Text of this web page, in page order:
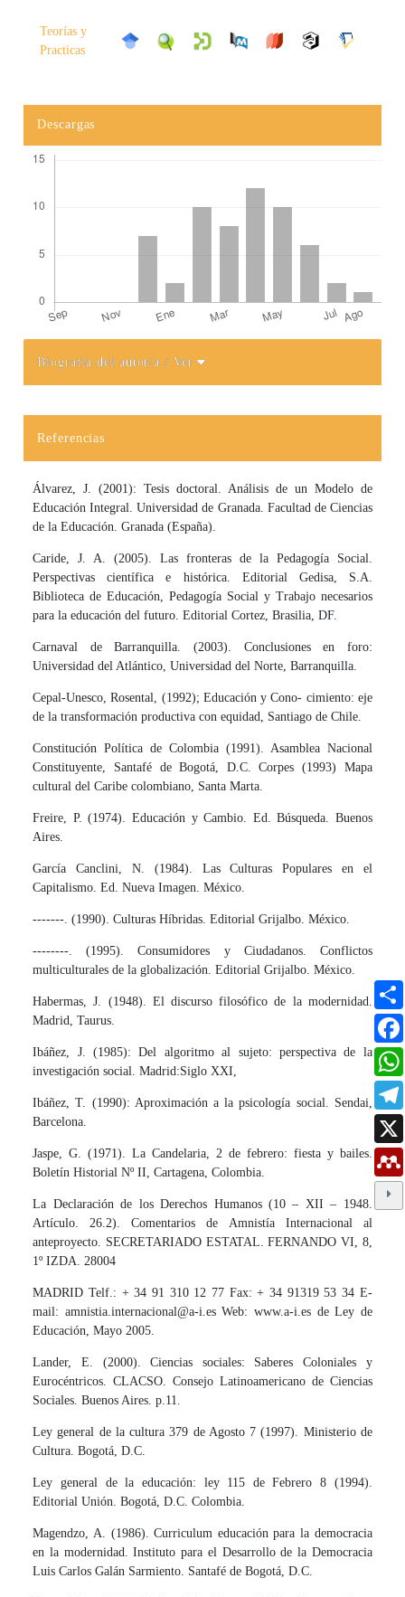
Teorías y
Practicas
Descargas
Biografía del autor/a/ Ver
Referencias
Álvarez, J. (2001): Tesis doctoral. Análisis de un Modelo de
Educación Integral. Universidad de Granada. Facultad de Ciencias
de la Educación. Granada (España).
Caride, J. A. (2005). Las fronteras de la Pedagogía Social.
Perspectivas científica e histórica. Editorial Gedisa, S.A.
Biblioteca de Educación, Pedagogía Social y Trabajo necesarios
para la educación del futuro. Editorial Cortez, Brasilia, DF.
Carnaval de Barranquilla. (2003). Conclusiones en foro:
Universidad del Atlántico, Universidad del Norte, Barranquilla.
Cepal-Unesco, Rosental, (1992); Educación y Cono- cimiento: eje
de la transformación productiva con equidad, Santiago de Chile.
Constitución Política de Colombia (1991). Asamblea Nacional
Constituyente, Santafé de Bogotá, D.C. Corpes (1993) Mapa
cultural del Caribe colombiano, Santa Marta.
Freire, P. (1974). Educación y Cambio. Ed. Búsqueda. Buenos
Aires.
García Canclini, N. (1984). Las Culturas Populares en el
Capitalismo. Ed. Nueva Imagen. México.
-------. (1990). Culturas Híbridas. Editorial Grijalbo. México.
--------. (1995). Consumidores y Ciudadanos. Conflictos
multiculturales de la globalización. Editorial Grijalbo. México.
Habermas, J. (1948). El discurso filosófico de la modernidad.
Madrid, Taurus.
Ibáñez, J. (1985): Del algoritmo al sujeto: perspectiva de la
investigación social. Madrid:Siglo XXI,
Ibáñez, T. (1990): Aproximación a la psicología social. Sendai,
Barcelona.
Jaspe, G. (1971). La Candelaria, 2 de febrero: fiesta y bailes.
Boletín Historial Nº II, Cartagena, Colombia.
La Declaración de los Derechos Humanos (10 – XII – 1948.
Artículo. 26.2). Comentarios de Amnistía Internacional al
anteproyecto. SECRETARIADO ESTATAL. FERNANDO VI, 8,
1º IZDA. 28004
MADRID Telf.: + 34 91 310 12 77 Fax: + 34 91319 53 34 E-
mail: amnistia.internacional@a-i.es Web: www.a-i.es de Ley de
Educación, Mayo 2005.
Lander, E. (2000). Ciencias sociales: Saberes Coloniales y
Eurocéntricos. CLACSO. Consejo Latinoamericano de Ciencias
Sociales. Buenos Aires. p.11.
Ley general de la cultura 379 de Agosto 7 (1997). Ministerio de
Cultura. Bogotá, D.C.
Ley general de la educación: ley 115 de Febrero 8 (1994).
Editorial Unión. Bogotá, D.C. Colombia.
Magendzo, A. (1986). Curriculum educación para la democracia
en la modernidad. Instituto para el Desarrollo de la Democracia
Luis Carlos Galán Sarmiento. Santafé de Bogotá, D.C.